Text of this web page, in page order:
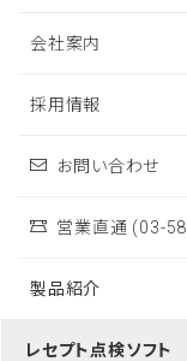
会社案内
採用情報
お問い合わせ
営業直通 (03-
製品紹介
レセプト点検ソフト